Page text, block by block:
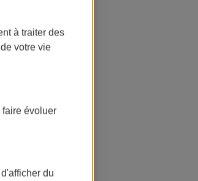
à traiter des
votre vie
faire évoluer
du